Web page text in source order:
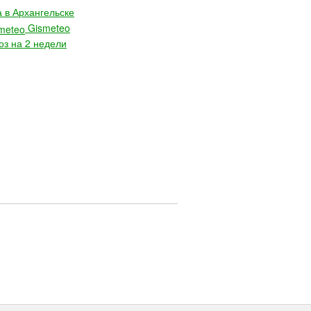
в Архангельске
Gismeteo
на 2 недели